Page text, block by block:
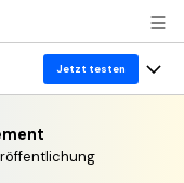
Jetzt testen